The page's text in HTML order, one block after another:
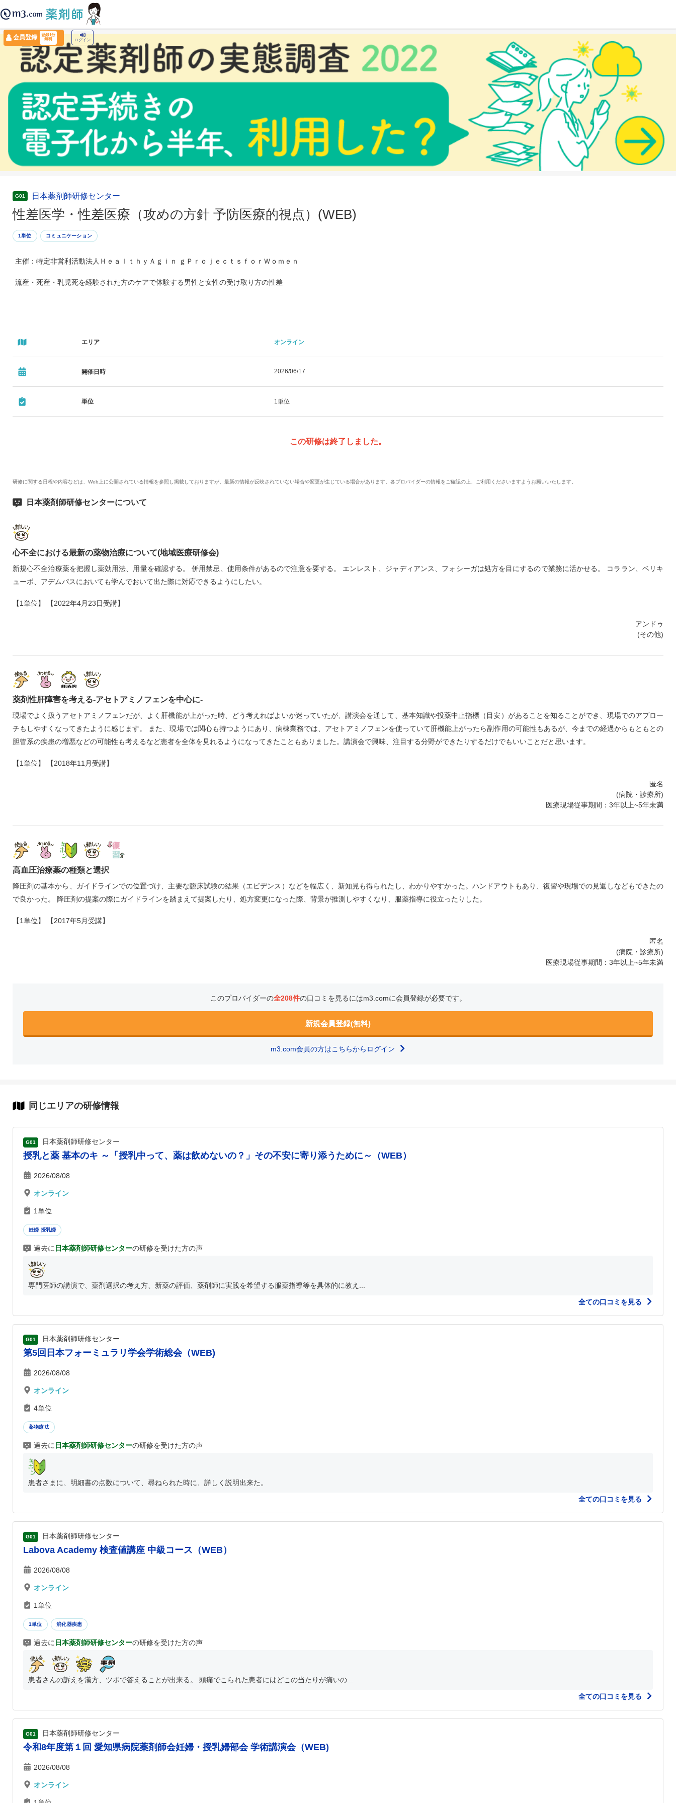
会員登録
登録1分
無料
ログイン
› 性差医学・性差医療（攻めの方針 予防医療的視点）(WEB)
G01 日本薬剤師研修センター
性差医学・性差医療（攻めの方針 予防医療的視点）(WEB)
1単位 コミュニケーション
主催：特定非営利活動法人ＨｅａｌｔｈｙＡｇｉｎ ｇＰｒｏｊｅｃｔｓｆｏｒＷｏｍｅｎ
流産・死産・乳児死を経験された方のケアで体験する男性と女性の受け取り方の性差
エリア オンライン
開催日時 2026/06/17
単位 1単位
この研修は終了しました。
研修に関する日程や内容などは、Web上に公開されている情報を参照し掲載しておりますが、最新の情報が反映されていない場合や変更が生じている場合があります。各プロバイダーの情報をご確認の上、ご利用くださいますようお願いいたします。
日本薬剤師研修センターについて
心不全における最新の薬物治療について(地域医療研修会)
新規心不全治療薬を把握し薬効用法、用量を確認する。 併用禁忌、使用条件があるので注意を要する。 エンレスト、ジャディアンス、フォシーガは処方を目にするので業務に活かせる。 コララン、ベリキ
ューボ、アデムパスにおいても学んでおいて出た際に対応できるようにしたい。
【1単位】 【2022年4月23日受講】
アンドゥ
(その他)
薬剤性肝障害を考える‐アセトアミノフェンを中心に‐
現場でよく扱うアセトアミノフェンだが、よく肝機能が上がった時、どう考えればよいか迷っていたが、講演会を通して、基本知識や投薬中止指標（目安）があることを知ることができ、現場でのアプロー
チもしやすくなってきたように感じます。 また、現場では関心も持つようにあり、病棟業務では、アセトアミノフェンを使っていて肝機能上がったら副作用の可能性もあるが、今までの経過からもともとの
胆管系の疾患の増悪などの可能性も考えるなど患者を全体を見れるようになってきたこともありました。講演会で興味、注目する分野ができたりするだけでもいいことだと思います。
【1単位】 【2018年11月受講】
匿名
(病院・診療所)
医療現場従事期間：3年以上~5年未満
高血圧治療薬の種類と選択
降圧剤の基本から、ガイドラインでの位置づけ、主要な臨床試験の結果（エビデンス）などを幅広く、新知見も得られたし、わかりやすかった。ハンドアウトもあり、復習や現場での見返しなどもできたの
で良かった。 降圧剤の提案の際にガイドラインを踏まえて提案したり、処方変更になった際、背景が推測しやすくなり、服薬指導に役立ったりした。
【1単位】 【2017年5月受講】
匿名
(病院・診療所)
医療現場従事期間：3年以上~5年未満
このプロバイダーの全208件の口コミを見るにはm3.comに会員登録が必要です。
新規会員登録(無料)
m3.com会員の方はこちらからログイン
同じエリアの研修情報
G01 日本薬剤師研修センター
授乳と薬 基本のキ ～「授乳中って、薬は飲めないの？」その不安に寄り添うために～（WEB）
2026/08/08
オンライン
1単位
妊婦 授乳婦
過去に 日本薬剤師研修センターの研修を受けた方の声
専門医師の講演で、薬剤選択の考え方、新薬の評価、薬剤師に実践を希望する服薬指導等を具体的に教え...
全ての口コミを見る
G01 日本薬剤師研修センター
第5回日本フォーミュラリ学会学術総会（WEB)
2026/08/08
オンライン
4単位
薬物療法
過去に 日本薬剤師研修センターの研修を受けた方の声
患者さまに、明細書の点数について、尋ねられた時に、詳しく説明出来た。
全ての口コミを見る
G01 日本薬剤師研修センター
Labova Academy 検査値講座 中級コース（WEB）
2026/08/08
オンライン
1単位
1単位 消化器疾患
過去に 日本薬剤師研修センターの研修を受けた方の声
患者さんの訴えを漢方、ツボで答えることが出来る。 頭痛でこられた患者にはどこの当たりが痛いの...
全ての口コミを見る
G01 日本薬剤師研修センター
令和8年度第１回 愛知県病院薬剤師会妊婦・授乳婦部会 学術講演会（WEB)
2026/08/08
オンライン